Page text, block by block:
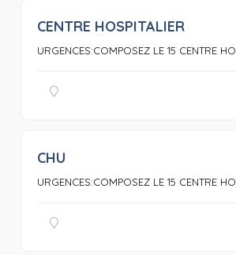
CENTRE HOSPITALIER
URGENCES:COMPOSEZ LE 15 CENTRE
CHU
URGENCES:COMPOSEZ LE 15 CENTRE